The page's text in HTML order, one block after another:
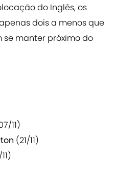
do Inglês, os
dois a menos que
se manter próximo do
11)
(21/11)